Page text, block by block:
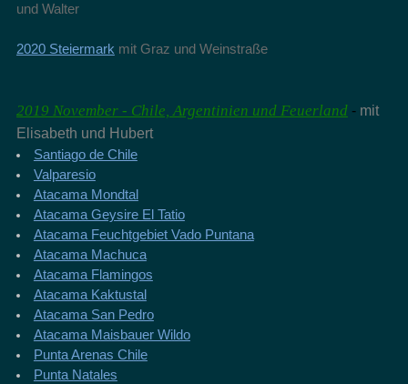
und Walter
2020 Steiermark mit Graz und Weinstraße
2019 November - Chile, Argentinien und Feuerland - mit
Elisabeth und Hubert
Santiago de Chile
Valparesio
Atacama Mondtal
Atacama Geysire El Tatio
Atacama Feuchtgebiet Vado Puntana
Atacama Machuca
Atacama Flamingos
Atacama Kaktustal
Atacama San Pedro
Atacama Maisbauer Wildo
Punta Arenas Chile
Punta Natales